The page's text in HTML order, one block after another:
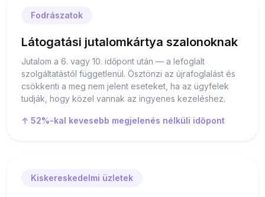
Fodrászatok
Látogatási jutalomkártya szalonoknak
Jutalom a 6. vagy 10. időpont után — a lefoglalt
szolgáltatástól függetlenül. Ösztönzi az újrafoglalást és
csökkenti a meg nem jelent eseteket, ha az ügyfelek
tudják, hogy közel vannak az ingyenes kezeléshez.
↑ 52%-kal kevesebb megjelenés nélküli időpont
Kiskereskedelmi üzletek